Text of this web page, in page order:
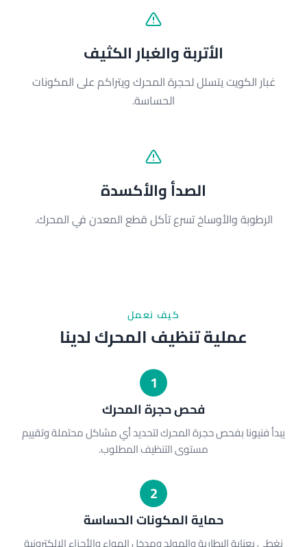
الأتربة والغبار الكثيف
غبار الكويت يتسلل لحجرة المحرك ويتراكم على المكونات
الحساسة.
الصدأ والأكسدة
الرطوبة والأوساخ تسرع تآكل قطع المعدن في المحرك.
كيف نعمل
عملية تنظيف المحرك لدينا
1
فحص حجرة المحرك
يبدأ فنيونا بفحص حجرة المحرك لتحديد أي مشاكل محتملة وتقييم
مستوى التنظيف المطلوب.
2
حماية المكونات الحساسة